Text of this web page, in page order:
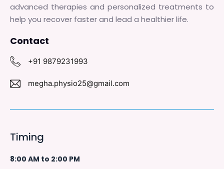
advanced therapies and personalized treatments to
help you recover faster and lead a healthier life.
Contact
+91 9879231993
megha.physio25@gmail.com
Timing
8:00 AM to 2:00 PM